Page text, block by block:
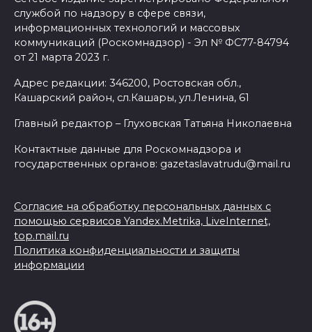
службой по надзору в сфере связи,
информационных технологий и массовых
коммуникаций (Роскомнадзор) - Эл № ФС77-84794
от 21 марта 2023 г.
Адрес редакции: 346200, Ростовская обл.,
Кашарский район, сл.Кашары, ул.Ленина, 61
Главный редактор – Глуховская Татьяна Николаевна
Контактные данные для Роскомнадзора и
государственных органов: gazetaslavatrudu@mail.ru
Согласие на обработку персональных данных с
помощью сервисов Yandex.Metrika, LiveInternet,
top.mail.ru
Политика конфиденциальности и защиты
информации